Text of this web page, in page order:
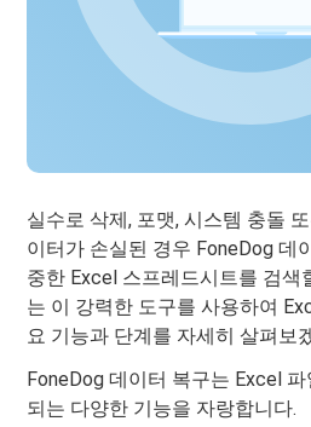
실수로 삭제, 포맷, 시스템 충돌
이터가 손실된 경우 FoneDog 데
중한 Excel 스프레드시트를 검색
는 이 강력한 도구를 사용하여
요 기능과 단계를 자세히 살펴보
FoneDog 데이터 복구는 Excel
되는 다양한 기능을 자랑합니다.